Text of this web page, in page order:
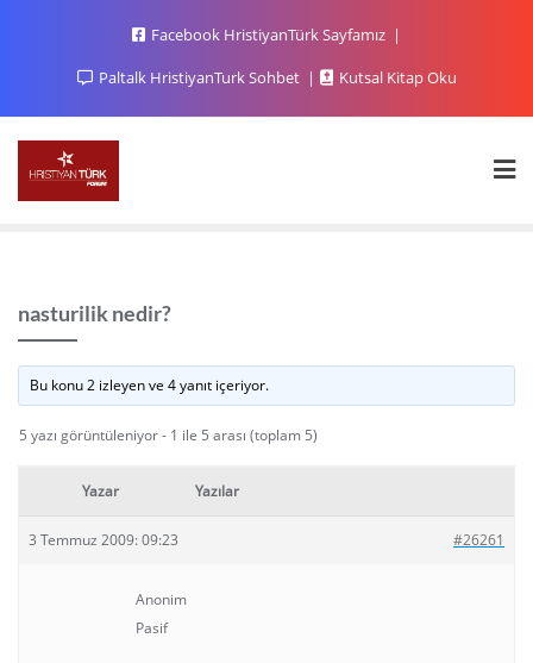
Facebook HristiyanTürk Sayfamız
Paltalk HristiyanTurk Sohbet
Kutsal Kitap Oku
nasturilik nedir?
Bu konu 2 izleyen ve 4 yanıt içeriyor.
5 yazı görüntüleniyor - 1 ile 5 arası (toplam 5)
Yazar Yazılar
3 Temmuz 2009: 09:23 #26261
Anonim
Pasif